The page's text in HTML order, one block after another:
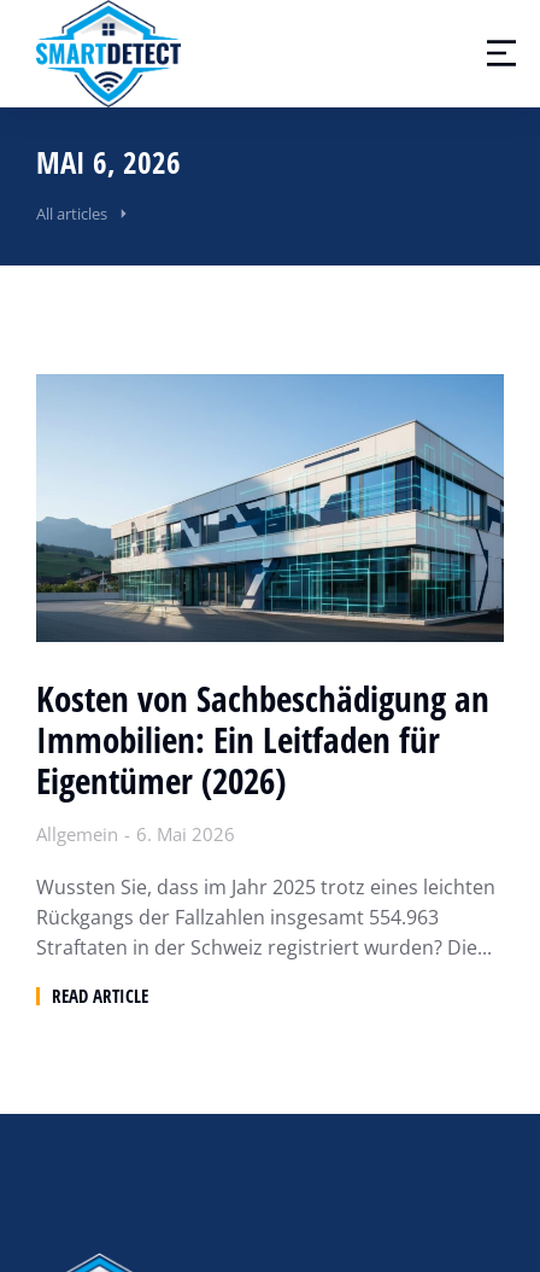
MAI 6, 2026
All articles
Kosten von Sachbeschädigung an
Immobilien: Ein Leitfaden für
Eigentümer (2026)
Allgemein 6. Mai 2026
Wussten Sie, dass im Jahr 2025 trotz eines leichten
Rückgangs der Fallzahlen insgesamt 554.963
Straftaten in der Schweiz registriert wurden? Die...
READ ARTICLE